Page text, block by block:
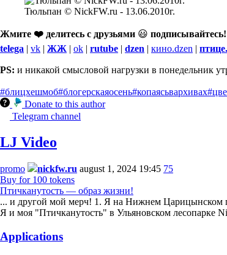
Тюльпан © NickFW.ru - 13.06.2010г.
Жмите ❤️ делитесь с друзьями 😃 подписывайтесь!
telega | vk | ЖЖ | ok | rutube | dzen | кино.dzen |
PS: и никакой смысловой нагрузки в понедельник
#блицхешмоб#блогерскаяосень#копаясьвархивах
Donate to this author
Telegram channel
LJ Video
promo nickfw.ru august 1, 2024 19:45 75
Buy for 100 tokens
Птичканутость — образ жизни!
... и другой мой мерч! 1. Я на Нижнем Царицынском
Я и моя "Птичканутость" в Ульяновском лесопарке
Applications